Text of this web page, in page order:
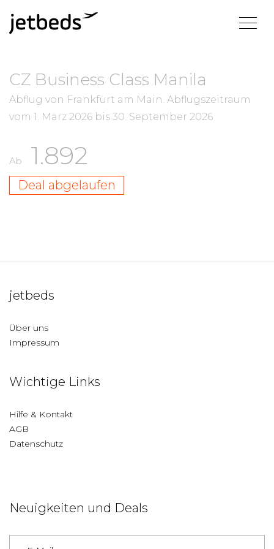
CZ Business Class Manila
Abflug von Frankfurt am Main. Abflugszeitraum
vom 1. März 2026 bis 30. September 2026
Ab 1.892
Deal abgelaufen
jetbeds
Über uns
Impressum
Wichtige Links
Hilfe & Kontakt
AGB
Datenschutz
Neuigkeiten und Deals